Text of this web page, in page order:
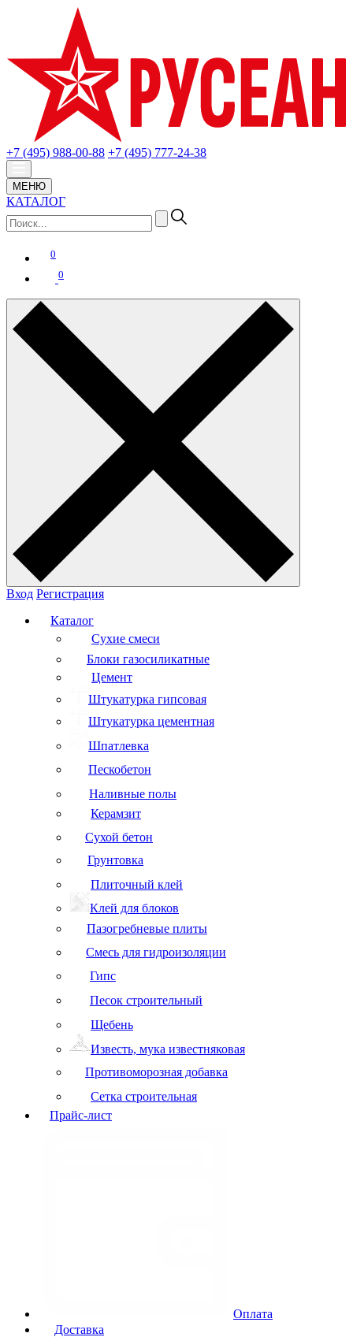
+7 (495) 988-00-88 +7 (495) 777-24-38
МЕНЮ
КАТАЛОГ
0
0
Вход Регистрация
Каталог
Сухие смеси
Блоки газосиликатные
Цемент
Штукатурка гипсовая
Штукатурка цементная
Шпатлевка
Пескобетон
Наливные полы
Керамзит
Сухой бетон
Грунтовка
Плиточный клей
Клей для блоков
Пазогребневые плиты
Смесь для гидроизоляции
Гипс
Песок строительный
Щебень
Известь, мука известняковая
Противоморозная добавка
Сетка строительная
Прайс-лист
Оплата
Доставка